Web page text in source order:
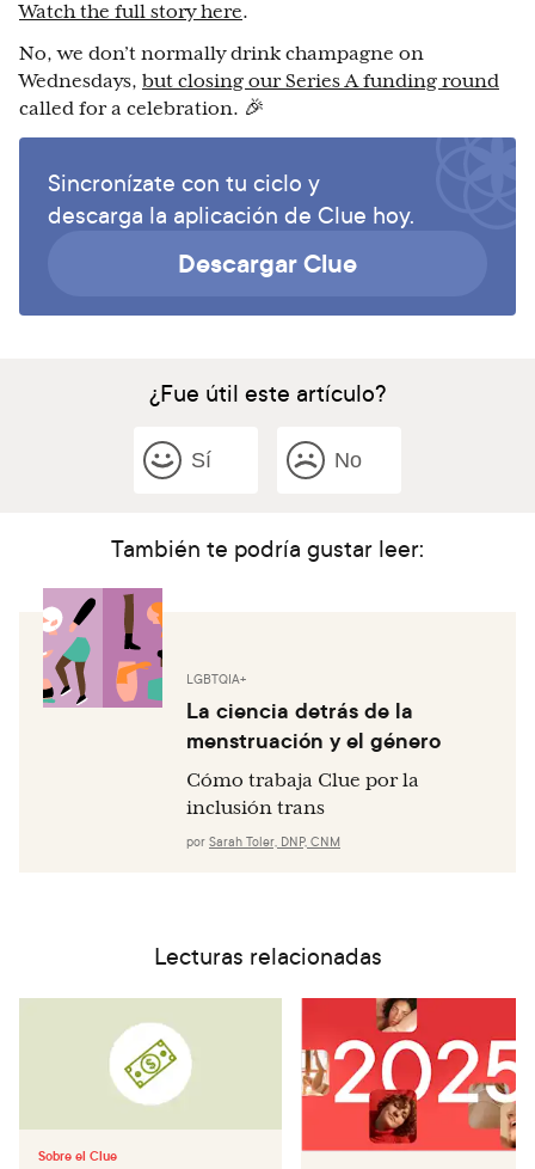
Watch the full story here.
No, we don’t normally drink champagne on
Wednesdays, but closing our Series A funding round
called for a celebration. 🎉
Sincronízate con tu ciclo y
descarga la aplicación de Clue hoy.
Descargar Clue
¿Fue útil este artículo?
Sí No
También te podría gustar leer:
LGBTQIA+
La ciencia detrás de la
menstruación y el género
Cómo trabaja Clue por la
inclusión trans
por Sarah Toler, DNP, CNM
Lecturas relacionadas
Sobre el Clue